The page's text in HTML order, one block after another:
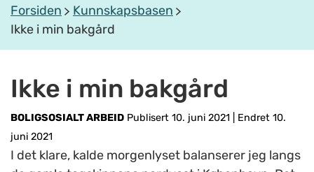
Forsiden
Kunnskapsbasen
Ikke i min bakgård
Ikke i min bakgård
BOLIGSOSIALT ARBEID Publisert 10. juni 2021
Endret 10.
juni 2021
I det klare, kalde morgenlyset balanserer jeg langs